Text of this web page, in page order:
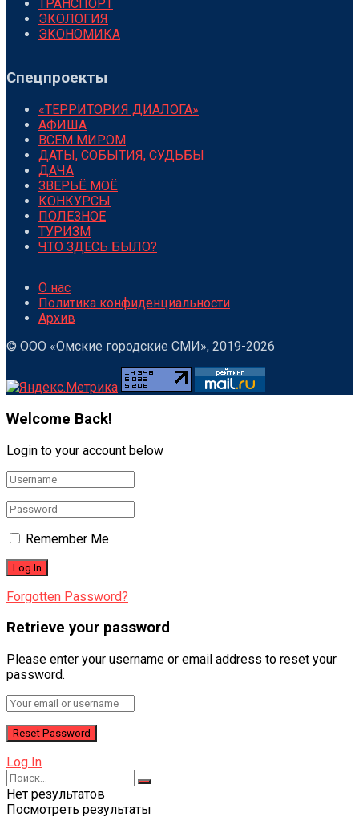
ТРАНСПОРТ
ЭКОЛОГИЯ
ЭКОНОМИКА
Спецпроекты
«ТЕРРИТОРИЯ ДИАЛОГА»
АФИША
ВСЕМ МИРОМ
ДАТЫ, СОБЫТИЯ, СУДЬБЫ
ДАЧА
ЗВЕРЬЁ МОЁ
КОНКУРСЫ
ПОЛЕЗНОЕ
ТУРИЗМ
ЧТО ЗДЕСЬ БЫЛО?
О нас
Политика конфиденциальности
Архив
© ООО «Омские городские СМИ», 2019-2026
Welcome Back!
Login to your account below
Remember Me
Forgotten Password?
Retrieve your password
Please enter your username or email address to reset your
password.
Log In
Нет результатов
Посмотреть результаты